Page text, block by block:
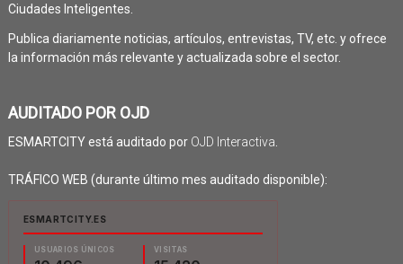
Ciudades Inteligentes.
Publica diariamente noticias, artículos, entrevistas, TV, etc. y ofrece
la información más relevante y actualizada sobre el sector.
AUDITADO POR OJD
ESMARTCITY está auditado por OJD Interactiva
TRÁFICO WEB (durante último mes auditado disponible):